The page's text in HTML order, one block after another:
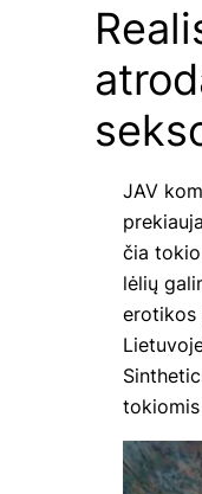
JAV
čia
lėlių
erotikos
tokiomis